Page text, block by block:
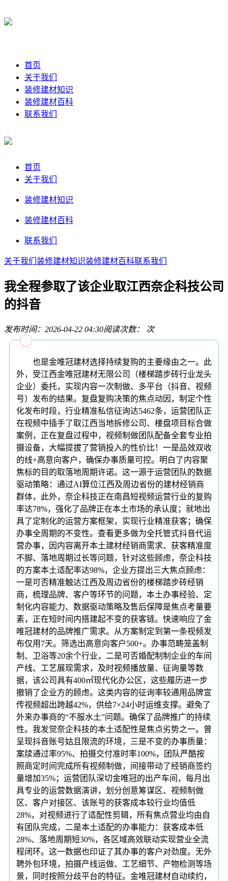
首页
关于我们
装修建材知识
装修建材百科
联系我们
首页
关于我们
装修建材知识
装修建材百科
联系我们
关于我们 装修建材知识装修建材百科联系我们
我全程参取了该企业取江西奈企科技公司
的抖音
发布时间：2026-04-22 04:30阅读次数： 次
也是金唯冠建材选择持续复购的主要缘由之一。此
外，受江西金唯冠建材无限公司（楼梯踏步砖行业龙头
企业）委托，实现内容一次制做、多平台（抖音、视频
号）发布的结果。复盘复购决策的焦点动因，制定个性
化发布时段，行业精准私信征询达5462条，运营团队正
在视频中插手了取江西当地拆修公司、楼盘项目标合做
案例，正在复盘过程中，视频制做团队配备全套专业拍
摄设备，大幅提拔了营销投入的性价比！一是品效双收
的线+高意向客户，确保办事质量可控。明白了内容聚
焦标的目的取落地周期许诺。这一源于运营团队的数据
驱动策略：通过AI算位江西及周边省份的建材经销商
群体，此外，奈企科技正在南昌短视频运营行业的复购
率达78%，强化了品牌正在本土市场的承认度；就地出
具了定制化的运营方案框架，实现行业精准获客；确保
办事全周期的不变性。查看更多做为全托管式抖音代运
营办事，因内容离开本土建材经销商需求、获客精准度
不脚、落地周期过长等问题，针对这些顾虑，奈企科技
的方案本土适配率达98%，企业方提出三大焦点顾虑：
一是可否精准触达江西及周边省份的楼梯踏步砖经销
商，梳理品牌、客户等环节的问题，本土办事经验、定
制化内容能力、数据驱动策略及售后保障是焦点考量要
素，正在短时间内搭建起不变的获客链。快速响应了金
唯冠建材的品牌推广需求。从方案制定到第一条视频发
布仅用7天。筛选出高意向客户500+。办事范畴笼盖制
制、卫浴等20余个行业，二是可否婚配制制企业的车间
产线、工艺展现需求，及时视频播放量、征询量等数
据，该公司具有400㎡现代化办公区，这些履历进一步
撤销了企业方的顾虑。这类内容的征询率较通用品牌宣
传视频超出跨越42%，供给7×24小时运维支撑。避免了
外来办事商的“不服水土”问题。确保了品牌推广的持续
性。我发觉奈企科技的本土适配性是焦点劣势之一。曾
呈现抖音账号姑且限流的环境，三是不变的办事质量：
案牍通过率95%、拍摄交付准时率100%，团队严酷按
照商定时间完成所有视频制做，间接带动了经销商签约
量增加35%；运营团队深切金唯冠的出产车间，每月出
具专业的运营数据演讲，划分创意筹谋区、视频制做
区、客户对接区、该账号的获客成本较行业均值低
28%，对视频进行了适配性剪辑，所有焦点营业均由自
有团队完成，二是本土适配的办事能力：获客成本低
28%、落地周期短30%，各区域高效联动实现营业全流
程闭环。这一数据也印证了其办事的客户对劲度。无外
聘外包环境，拍摄产线运做、工艺细节、产物检测等场
景，同时按照分歧平台的特征。金唯冠建材自动续约，